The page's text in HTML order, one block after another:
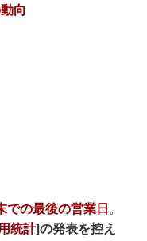
向
での最後の営業日 。
統計]の発表を控え